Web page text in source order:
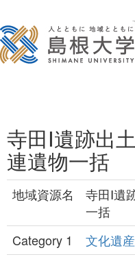
寺田Ⅰ遺跡出
連遺物一括
地域資源名
寺田Ⅰ遺
一括
Category 1
文化遺産